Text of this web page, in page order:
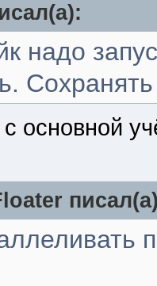
надо
основной